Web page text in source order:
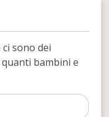
sono dei
bambini e